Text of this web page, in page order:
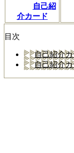
自己紹
介カード
目次
自己紹介
自己紹介